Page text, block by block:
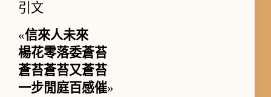
引文
«信來人未來
楊花零落委蒼苔
蒼苔蒼苔又蒼苔
一步閒庭百感催»